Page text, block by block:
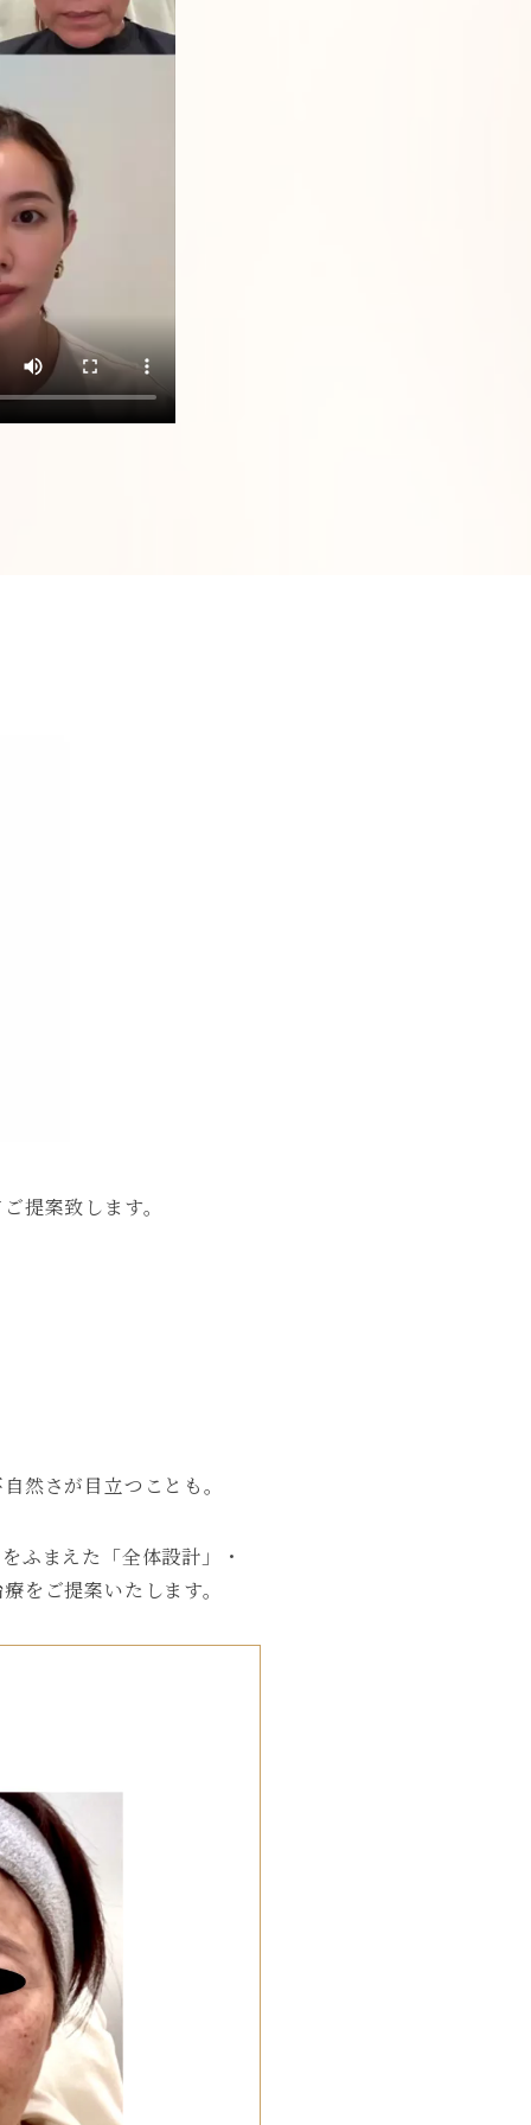
提案致します。
然さが目立つことも。
ふまえた「全体設計」・
をご提案いたします。